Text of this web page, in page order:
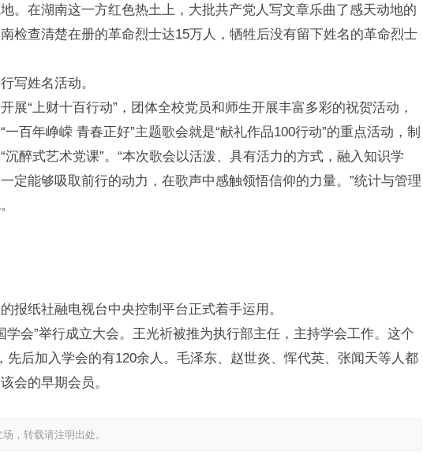
。在湖南这一方红色热土上，大批共产党人写文章乐曲了感天动地的
检查清楚在册的革命烈士达15万人，牺牲后没有留下姓名的革命烈士
写姓名活动。
展“上财十百行动”，团体全校党员和师生开展丰富多彩的祝贺活动，
百年峥嵘 青春正好”主题歌会就是“献礼作品100行动”的重点活动，制
醉式艺术党课”。“本次歌会以活泼、具有活力的方式，融入知识学
定能够吸取前行的动力，在歌声中感触领悟信仰的力量。”统计与管理
报纸社融电视台中央控制平台正式着手运用。
学会”举行成立大会。王光祈被推为执行部主任，主持学会工作。这个
先后加入学会的有120余人。毛泽东、赵世炎、恽代英、张闻天等人都
会的早期会员。
，转载请注明出处。